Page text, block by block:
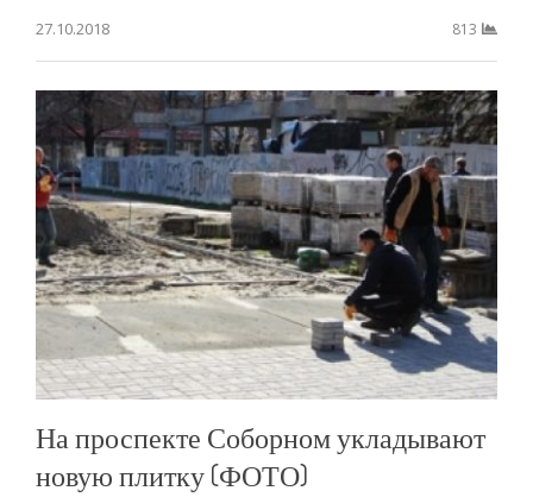
27.10.2018
813
На проспекте Соборном укладывают
новую плитку (ФОТО)